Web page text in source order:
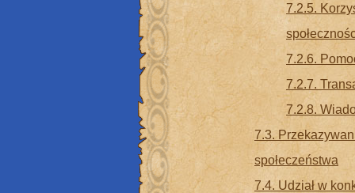
7.2.5.
7.2.6.
7.2.7.
7.2.8.
7.3.
społeczeństwa
7.4. Udział w